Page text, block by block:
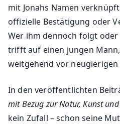
mit Jonahs Namen
offizielle Bestätigung oder
Wer ihm dennoch folgt
trifft auf einen jungen
weitgehend vor neugierigen
In den veröffentlichten
mit Bezug zur Natur, Kunst
kein Zufall – schon seine